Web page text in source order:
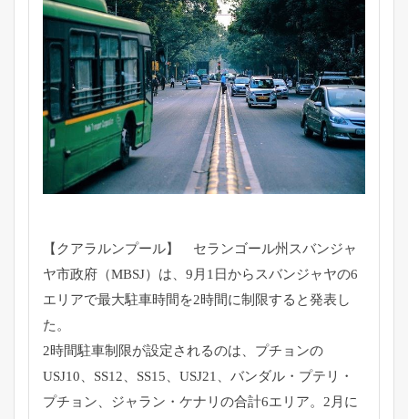
【クアラルンプール】 セランゴール州スバンジャ
ヤ市政府（MBSJ）は、 9月1日からスバンジャヤの6
エリアで最大駐車時間を2時間に制 限すると発表し
た。
2時間駐車制限が設定されるのは、プチョンの
USJ10、 SS12、SS15、USJ21、バンダル・プテリ・
プチョン、 ジャラン・ケナリの合計6エリア。2月に